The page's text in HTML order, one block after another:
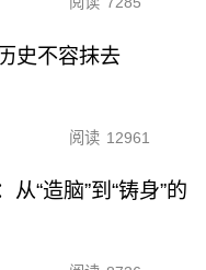
史不容抹去
阅读 12961
从“造脑”到“铸身”的